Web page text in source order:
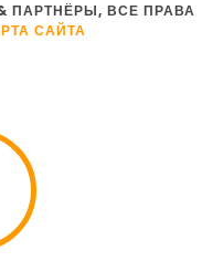
ПАРТНЁРЫ, ВСЕ ПРАВА
САЙТА